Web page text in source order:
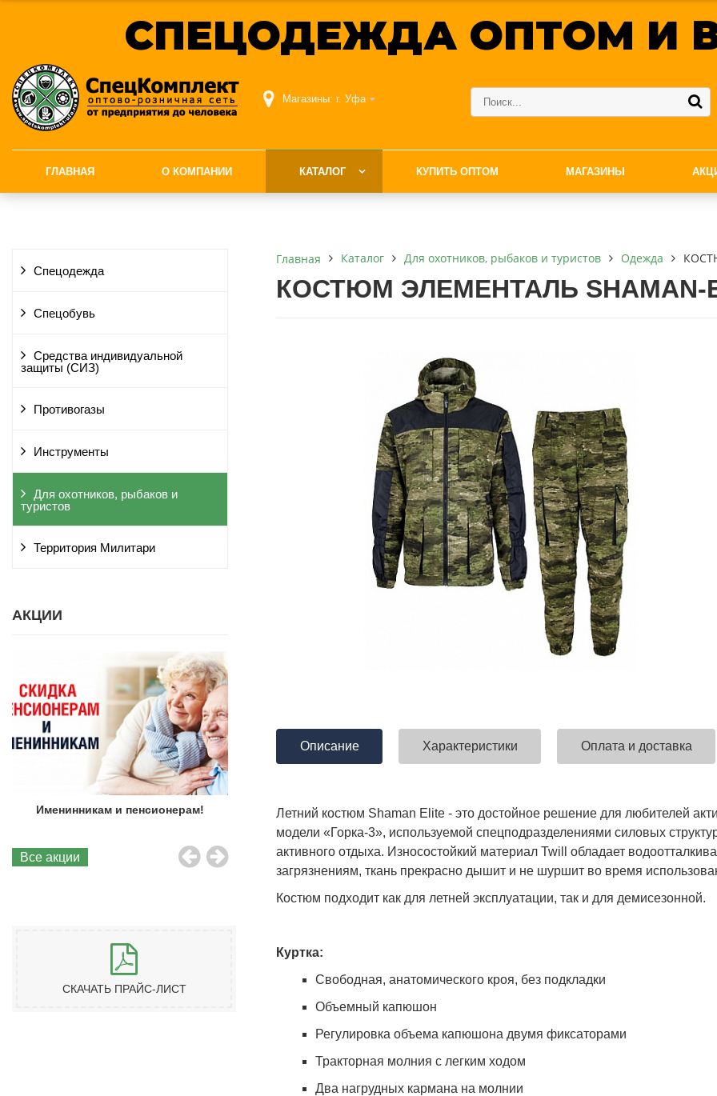
СПЕЦОДЕЖДА ОПТОМ И
Магазины: г. Уфа
ГЛАВНАЯ О КОМПАНИИ КАТАЛОГ КУПИТЬ ОПТОМ МАГАЗИНЫ
Спецодежда
Спецобувь
Средства индивидуальной
защиты (СИЗ)
Противогазы
Инструменты
Для охотников, рыбаков и
туристов
Территория Милитари
АКЦИИ
Именинникам и пенсионерам! Бесплатная доставка! Униформа медработников
АКЦИЯ!
Все акции
СКАЧАТЬ ПРАЙС-ЛИСТ
Главная Каталог Для охотников, рыбаков и туристов Одежда
КОСТЮМ ЭЛЕМЕНТАЛЬ SHAMAN-
Описание Характеристики Оплата и доставка
Летний костюм Shaman Elite - это достойное решение для любителей
модели «Горка-3», используемой спецподразделениями силовых
активного отдыха. Износостойкий материал Twill обладает
загрязнениям, ткань прекрасно дышит и не шуршит во время
Костюм подходит как для летней эксплуатации, так и для демисезонной.
Куртка:
Свободная, анатомического кроя, без подкладки
Объемный капюшон
Регулировка объема капюшона двумя фиксаторами
Тракторная молния с легким ходом
Два нагрудных кармана на молнии